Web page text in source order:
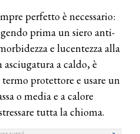
perfetto è necessario:
prima un siero anti-
e lucentezza alla
a caldo, è
protettore e usare un
o media e a calore
tutta la chioma.